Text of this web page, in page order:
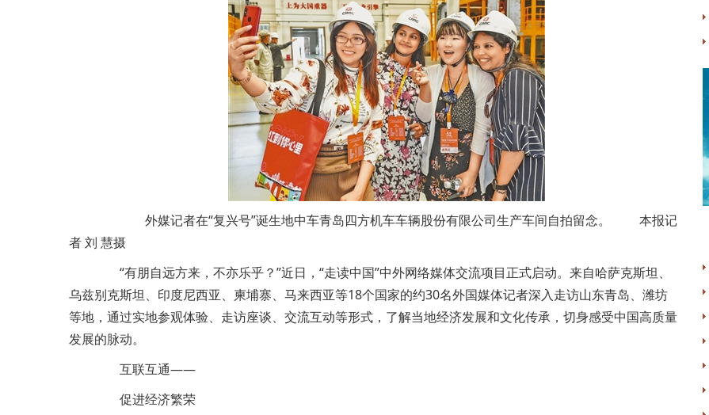
外媒记者在“复兴号”诞生地中车青岛四方机车车辆股份有限公司生产车间自拍留念。 本报记
者 刘 慧摄
“有朋自远方来，不亦乐乎？”近日，“走读中国”中外网络媒体交流项目正式启动。来自哈萨克斯坦、
乌兹别克斯坦、印度尼西亚、柬埔寨、马来西亚等18个国家的约30名外国媒体记者深入走访山东青岛、潍坊
等地，通过实地参观体验、走访座谈、交流互动等形式，了解当地经济发展和文化传承，切身感受中国高质量
发展的脉动。
互联互通——
促进经济繁荣